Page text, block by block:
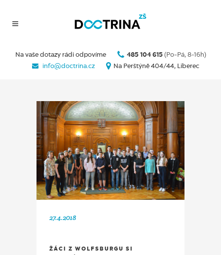
Na vaše dotazy rádi odpovíme 485 104 615 (Po-Pá, 8-16h)
info@doctrina.cz
Na Perštýně 404/44, Liberec
27.4.2018
ŽÁCI Z WOLFSBURGU SI